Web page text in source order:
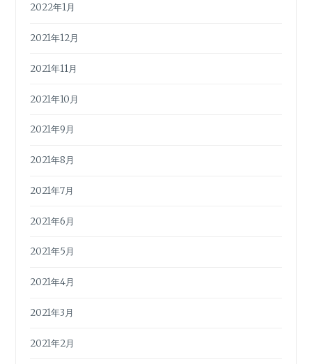
2022年1月
2021年12月
2021年11月
2021年10月
2021年9月
2021年8月
2021年7月
2021年6月
2021年5月
2021年4月
2021年3月
2021年2月